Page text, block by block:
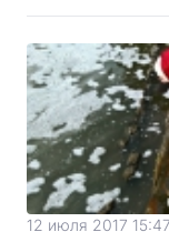
12 июля 2017 15:47